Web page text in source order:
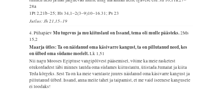
28a
1Pt 2,21b–25; Hs 34,1–2(3–9)10–16.31; Ps 23
Jutlus: Jh 21,15–19
4. PühapäevMu tugevus ja mu kiituslaul on Issand, tema oli mulle päästeks.2Ms
15,2
Maarja ütles: Ta on näidanud oma käsivarre kangust, ta on pillutanud need, kes
on ülbed oma südame meelelt.Lk 1,51
Nii nagu Mooses Egiptuse vangipõlvest pääsemisel, võime ka meie rasketest
olukordadest läbi minnes laulda oma südames kiituslaulu, ülistada Jumalat ja kiita
Teda kõrgeks. Sest Ta on ka meie vaenlaste juures näidanud oma käsivarre kangust ja
pillutanud ülbed. Issand, anna meile tahet ja taipamist, et me vaid iseenese kangusele
ei loodaks!